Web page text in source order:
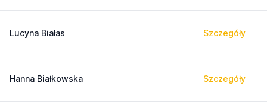
Lucyna Białas Szczegóły
Hanna Białkowska Szczegóły